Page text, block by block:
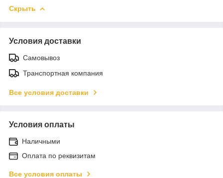
Скрыть
Условия доставки
Самовывоз
Транспортная компания
Все условия доставки
Условия оплаты
Наличными
Оплата по реквизитам
Все условия оплаты